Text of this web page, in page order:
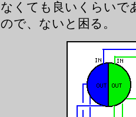
なくても良いくらいで
ので、ないと困る。